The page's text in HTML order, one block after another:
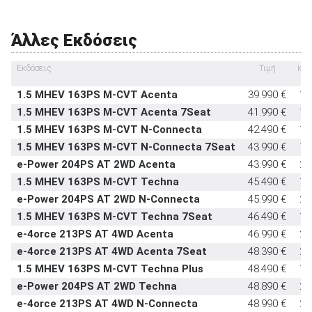
Υπηρεσία κλήσης οδικής βοήθειας σε
στάνταρντ
Σύστημα αναγνώρισης οδικών σημάτων
στάνταρντ
Σύστημα αυτόματου παρκαρίσματος
Άλλες Εκδόσεις
Εκδόσεις Τιμή
1.5 MHEV 163PS M-CVT Acenta 39.990 €
1.5 MHEV 163PS M-CVT Acenta 7Seat
41.990 €
1.5 MHEV 163PS M-CVT N-Connecta
42.490 €
1.5 MHEV 163PS M-CVT N-Connecta 7Seat
43.990 €
e-Power 204PS AT 2WD Acenta
43.990 €
1.5 MHEV 163PS M-CVT Techna
45.490 €
e-Power 204PS AT 2WD N-Connecta
45.990 €
1.5 MHEV 163PS M-CVT Techna 7Seat
46.490 €
e-4orce 213PS AT 4WD Acenta
46.990 €
e-4orce 213PS AT 4WD Acenta 7Seat
48.390 €
1.5 MHEV 163PS M-CVT Techna Plus
48.490 €
e-Power 204PS AT 2WD Techna
48.890 €
e-4orce 213PS AT 4WD N-Connecta
48.990 €